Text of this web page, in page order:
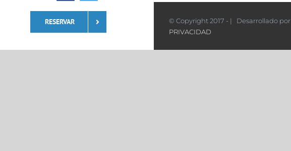
RESERVAR © Copyright 2017 - | Desarrollado por
PRIVACIDAD